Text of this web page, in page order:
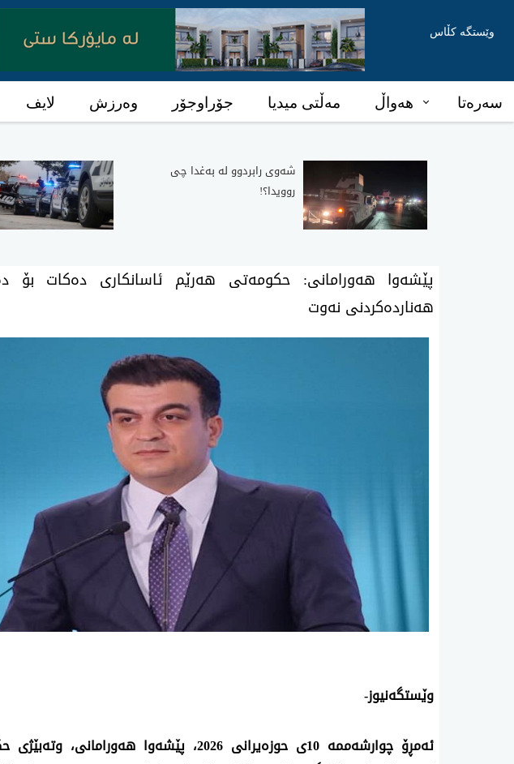
وێستگە کڵاس
سەرەتا هەواڵ مەڵتی میدیا جۆراوجۆر وەرزش لایف
شه‌وی رابردوو له‌ به‌غدا چی‌
روویدا؟!
پێشەوا هەورامانی: حکومەتی هەرێم ئاسانکاری دەکات بۆ
هەناردەکردنی نەوت
وێستگەنیوز-